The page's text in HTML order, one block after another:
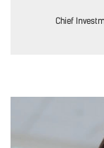
Chief